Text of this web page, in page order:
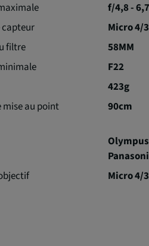
f/4,8 - 6,7
Micro 4/3
filtre
58MM
F22
423g
mise au point
90cm
Olympus
Micro 4/3